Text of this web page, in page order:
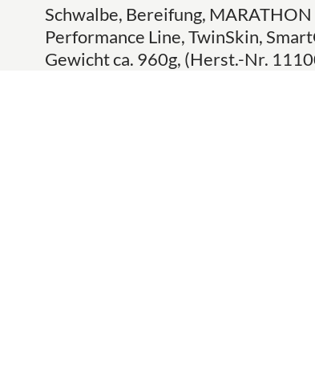
Schwalbe, Bereifung,
Performance Line, TwinSkin,
Gewicht ca. 960g, (Herst.-Nr.